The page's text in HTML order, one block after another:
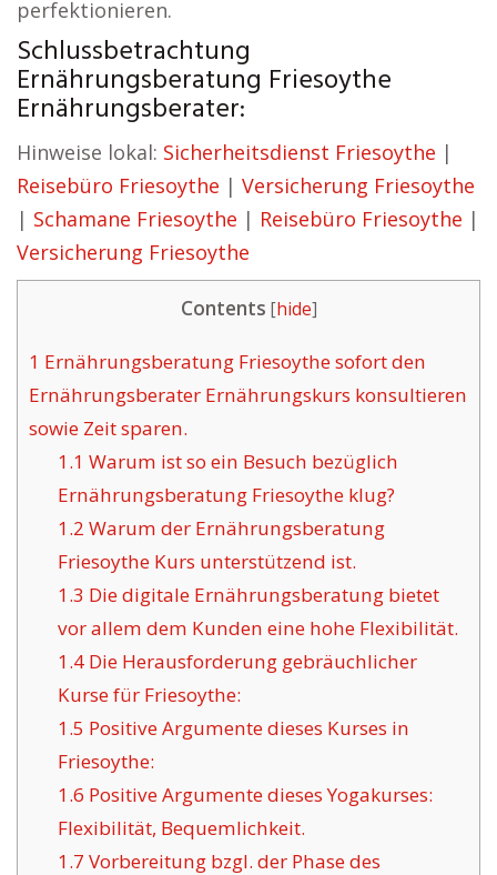
perfektionieren.
Schlussbetrachtung
Ernährungsberatung Friesoythe
Ernährungsberater:
Hinweise lokal: Sicherheitsdienst Friesoythe |
Reisebüro Friesoythe | Versicherung Friesoythe
| Schamane Friesoythe | Reisebüro Friesoythe |
Versicherung Friesoythe
Contents [hide]
1 Ernährungsberatung Friesoythe sofort den
Ernährungsberater Ernährungskurs konsultieren
sowie Zeit sparen.
1.1 Warum ist so ein Besuch bezüglich
Ernährungsberatung Friesoythe klug?
1.2 Warum der Ernährungsberatung
Friesoythe Kurs unterstützend ist.
1.3 Die digitale Ernährungsberatung bietet
vor allem dem Kunden eine hohe Flexibilität.
1.4Die Herausforderung gebräuchlicher
Kurse für Friesoythe:
1.5 Positive Argumente dieses Kurses in
Friesoythe:
1.6 Positive Argumente dieses Yogakurses:
Flexibilität, Bequemlichkeit.
1.7 Vorbereitung bzgl. der Phase des